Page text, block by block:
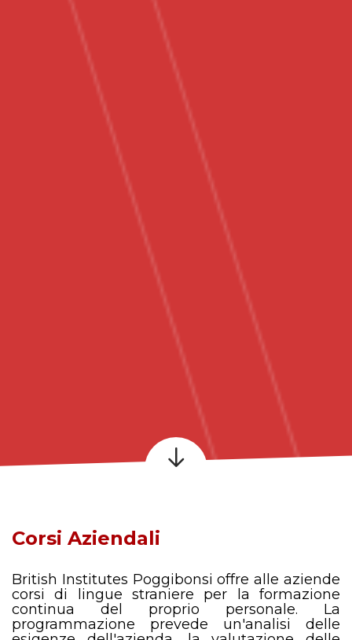
Corsi Aziendali
British Institutes Poggibonsi offre alle aziende
corsi di lingue straniere per la formazione
continua del proprio personale. La
programmazione prevede un'analisi delle